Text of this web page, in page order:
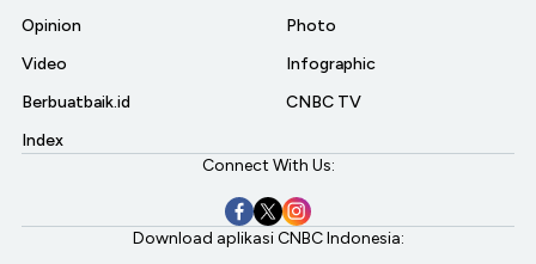
Opinion
Video
Berbuatbaik.id
Index
Photo
Infographic
CNBC TV
Connect With Us:
Download aplikasi CNBC Indonesia: